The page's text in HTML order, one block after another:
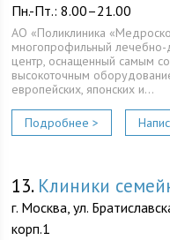
Пн.-Пт.: 8.00–21.00
АО «Поликлиника
многопрофильный лечебно-
центр, оснащенный самым
высокоточным
европейских, японских и…
Подробнее >
13. Клиники
г. Москва, ул.
корп.1